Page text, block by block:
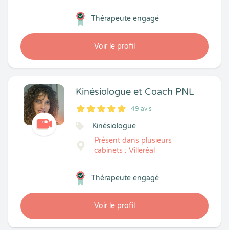
Voir le profil
Thérapeute engagé
Kinésiologue et Coach PNL
5
1
5
49 49 avis
Kinésiologue
Présent dans plusieurs
cabinets : Villeréal
Voir le profil
Thérapeute engagé